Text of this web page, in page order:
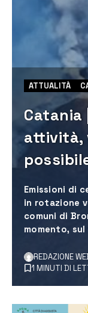
ATTUALITÀ
Catania
attività,
Emissioni di
in rotazione
comuni di
momento,
REDAZIONE
1 MINUTI DI